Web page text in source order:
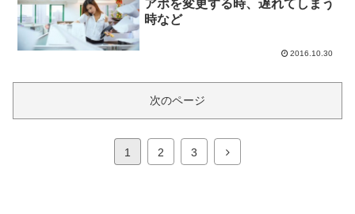
アポを変更する時、遅れてしまう
時など
2016.10.30
次のページ
1 2 3 次